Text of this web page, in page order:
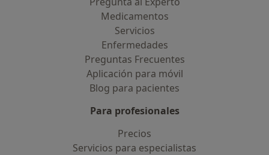
Medicamentos
Servicios
Enfermedades
Preguntas Frecuentes
Aplicación para móvil
Blog para pacientes
Para profesionales
Precios
Servicios para especialistas